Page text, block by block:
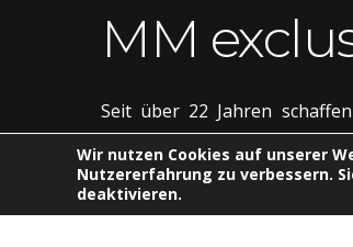
MM
Seit über 22 Jahren
Automobilen Luxus geht.
sowie Luxusfahrzeuge
Auswahl. Zahlreiche
Wir nutzen Cookies auf unserer
Nutzererfahrung zu verbessern.
deaktivieren.